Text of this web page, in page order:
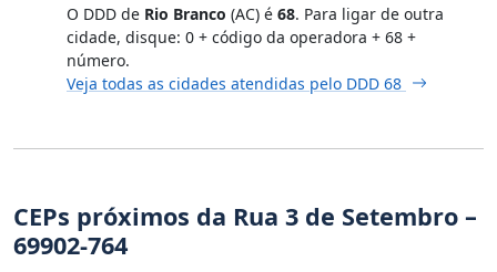
O DDD de Rio Branco (AC) é 68. Para ligar de outra
cidade, disque: 0 + código da operadora + 68 +
número.
Veja todas as cidades atendidas pelo DDD 68
CEPs próximos da Rua 3 de Setembro –
69902-764